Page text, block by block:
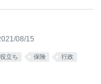
08/15
立ち 保険 行政